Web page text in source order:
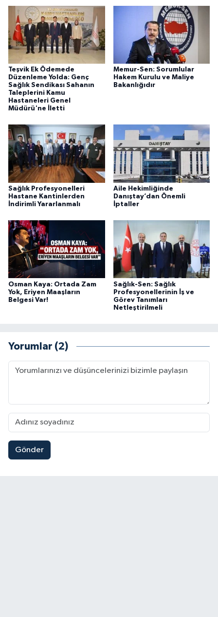
Teşvik Ek Ödemede
Düzenleme Yolda: Genç
Sağlık Sendikası Sahanın
Taleplerini Kamu
Hastaneleri Genel
Müdürü'ne İletti
Memur-Sen: Sorumlular
Hakem Kurulu ve Maliye
Bakanlığıdır
Sağlık Profesyonelleri
Hastane Kantinlerden
İndirimli Yararlanmalı
Aile Hekimliğinde
Danıştay’dan Önemli
İptaller
Osman Kaya: Ortada Zam
Yok, Eriyen Maaşların
Belgesi Var!
Sağlık-Sen: Sağlık
Profesyonellerinin İş ve
Görev Tanımları
Netleştirilmeli
Yorumlar (2)
Gönder